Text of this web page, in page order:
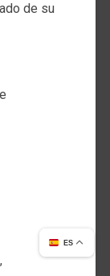
de su
ES